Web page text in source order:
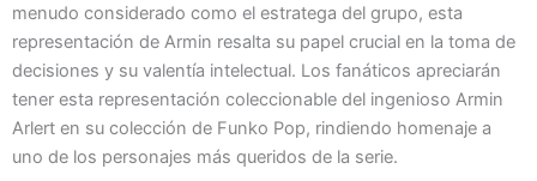
menudo considerado como el estratega del grupo, esta
representación de Armin resalta su papel crucial en la toma de
decisiones y su valentía intelectual. Los fanáticos apreciarán
tener esta representación coleccionable del ingenioso Armin
Arlert en su colección de Funko Pop, rindiendo homenaje a
uno de los personajes más queridos de la serie.